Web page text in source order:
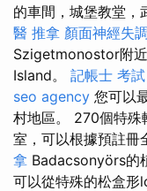
的車間，城堡教堂，
醫 推拿 顏面神經失
Szigetmonostor附
Island。 記帳士 考
seo agency 您可以
村地區。 270個特殊
室，可以根據預註冊
拿 Badacsonyörs的
可以從特殊的松盒形